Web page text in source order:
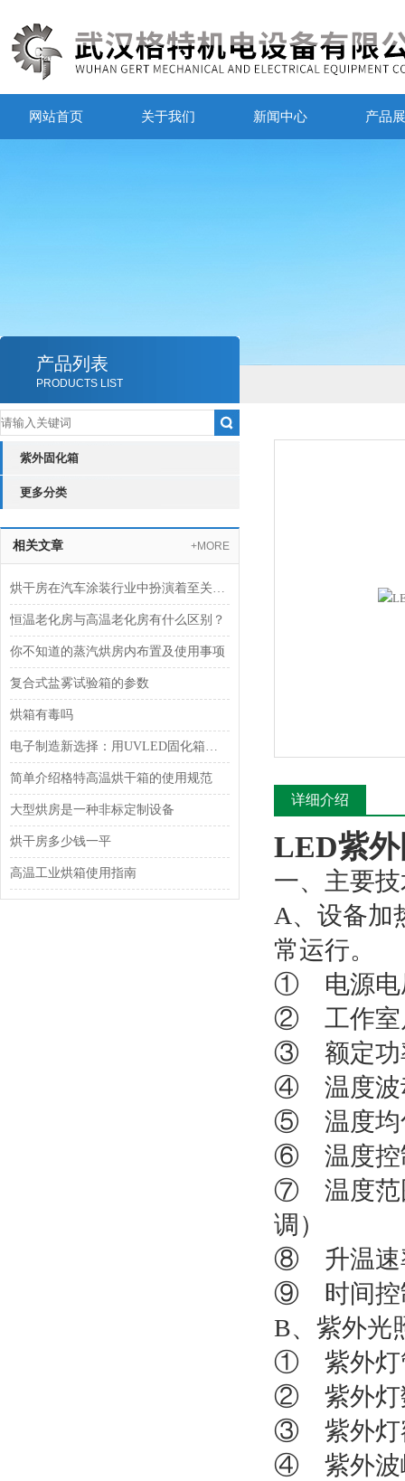
网站首页 关于我们 新闻中心 产品
产品列表
PRODUCTS LIST
紫外固化箱
更多分类
相关文章 +MORE
烘干房在汽车涂装行业中扮演着至关重要的角色
恒温老化房与高温老化房有什么区别？
你不知道的蒸汽烘房内布置及使用事项
复合式盐雾试验箱的参数
烘箱有毒吗
电子制造新选择：用UVLED固化箱提升PCB板焊接质量
简单介绍格特高温烘干箱的使用规范
大型烘房是一种非标定制设备
烘干房多少钱一平
高温工业烘箱使用指南
详细介绍
LED紫
一、主要
A、设备加
常运行。
① 电源电
② 工作室
③ 额定功
④ 温度波
⑤ 温度均
⑥ 温度控
⑦ 温度范
调）
⑧ 升温速
⑨ 时间控
B、紫外光
① 紫外灯
② 紫外灯
③ 紫外灯
④ 紫外波